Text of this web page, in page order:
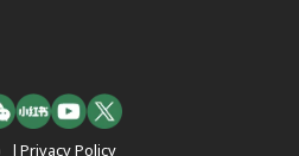
| Privacy Policy